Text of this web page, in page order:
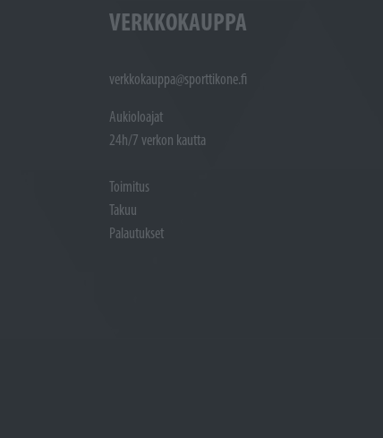
VERKKOKAUPPA
verkkokauppa@sporttikone.fi
Aukioloajat
24h/7 verkon kautta
Toimitus
Takuu
Palautukset